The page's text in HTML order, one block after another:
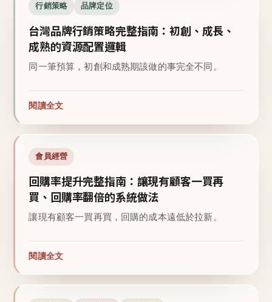
行銷策略 品牌定位
台灣品牌行銷策略完整指南：初創、成長、
成熟的資源配置邏輯
同一筆預算，初創和成熟期該做的事完全不同。
閱讀全文
會員經營
回購率提升完整指南：讓現有顧客一買再
買、回購率翻倍的系統做法
讓現有顧客一買再買，回購的成本遠低於拉新。
閱讀全文